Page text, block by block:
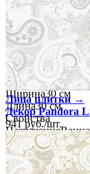
Россия
Производитель
КоллекцияAzori
Тип плитки
Размеры
Размеры30х30 см
Толщина6 мм
Ширина30 см
Длина30 см
Свойства
Назначение
МатериалСтекло
Поверхность
Цвет
Лица плитки →
Декор Pandora
941 руб./шт.